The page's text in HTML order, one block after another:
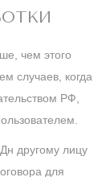
чем этого
случаев, когда
РФ,
другому лицу
для